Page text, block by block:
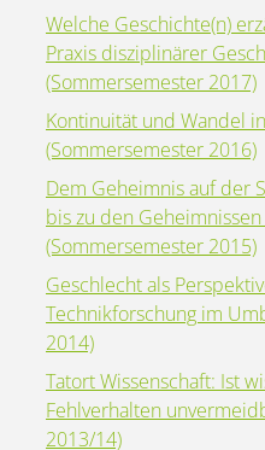
Welche Geschichte(n)
Praxis disziplinärer
(Sommersemester 2017)
Kontinuität und Wandel
(Sommersemester 2016)
Dem Geheimnis auf der
bis zu den
(Sommersemester 2015)
Geschlecht als
Technikforschung im
2014)
Tatort Wissenschaft: Ist
Fehlverhalten
2013/14)